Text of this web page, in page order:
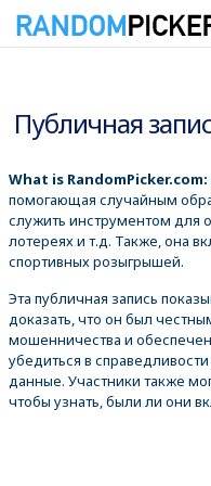
Публичная
What is RandomPicker.com:
помогающая случайным
служить инструментом для
лотереях и т.д. Также, она
спортивных розыгрышей.
Эта публичная запись
доказать, что он был
мошенничества и
убедиться в
данные. Участники также
чтобы узнать, были ли они